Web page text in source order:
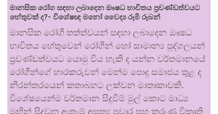
මානසික රෝග සඳහා ලබාදෙන ඖෂධ භාවිතය ප්‍රචණ්ඩත්වයට
හේතුවක් ද?- විශේෂඥ මනෝ වෛද්‍ය රූමි රූබන්
මානසික රෝගී තත්ත්වයන් සඳහා ලබාදෙන ඖෂධ
භාවිතය හේතුවෙන් රෝගීන් හෝ සාමාන්‍ය පුද්ගලයන්
ප්‍රචණ්ඩත්වයට යොමු විය හැකි ද යන්න වර්තමානයේ
රෝගීන්ගේ භාරකරුවන් මෙන්ම පොදු සමාජය තුළ ද
නිරන්තරයෙන් කතාබහට ලක්වන මාතෘකාවකි.
විශේෂයෙන්ම වර්තමාන සිදුවීම් මුල් කොට මාධ්‍ය
මඟින් සිදුවන ඇතැම් අසත්‍ය ප්‍රචාර සහ කරුණු විකෘති